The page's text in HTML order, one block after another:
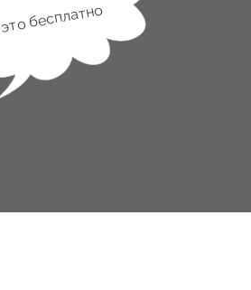
это бесплатно